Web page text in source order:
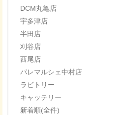
DCM丸亀店
宇多津店
半田店
刈谷店
西尾店
パレマルシェ中村店
ラビトリー
キャッテリー
新着順(全件)